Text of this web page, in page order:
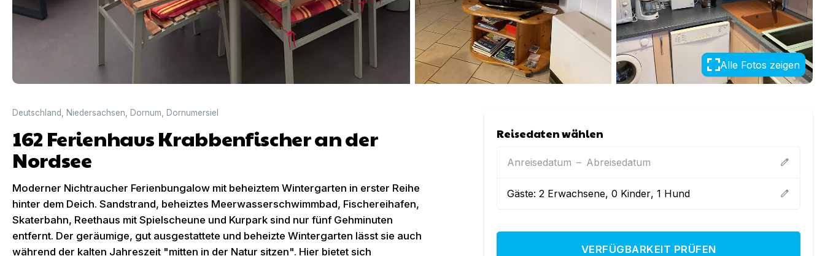
Alle Fotos zeigen
Deutschland Niedersachsen Dornum Dornumersiel
162 Ferienhaus Krabbenfischer an der
Nordsee
Moderner Nichtraucher Ferienbungalow mit beheiztem Wintergarten in erster Reihe
hinter dem Deich. Sandstrand, beheiztes Meerwasserschwimmbad, Fischereihafen,
Skaterbahn, Reethaus mit Spielscheune und Kurpark sind nur fünf Gehminuten
entfernt. Der geräumige, gut ausgestattete und beheizte Wintergarten lässt sie auch
während der kalten Jahreszeit "mitten in der Natur sitzen". Hier bietet sich
Reisedaten wählen
Anreisedatum – Abreisedatum edit
Gäste:2 Erwachsene,0 Kinder,1 Hund edit
VERFÜGBARKEIT PRÜFEN